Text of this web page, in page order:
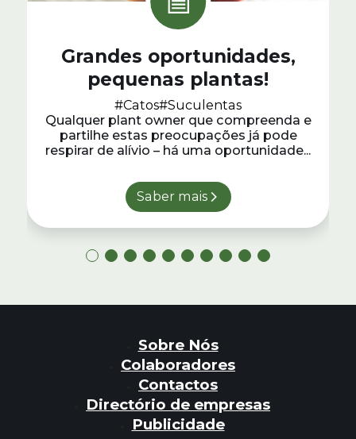
Grandes oportunidades,
pequenas plantas!
#Catos#Suculentas
Qualquer plant owner que compreenda e
partilhe estas preocupações já pode
respirar de alívio – há uma oportunidade...
Saber mais
Sobre Nós
Colaboradores
Contactos
Directório de empresas
Publicidade